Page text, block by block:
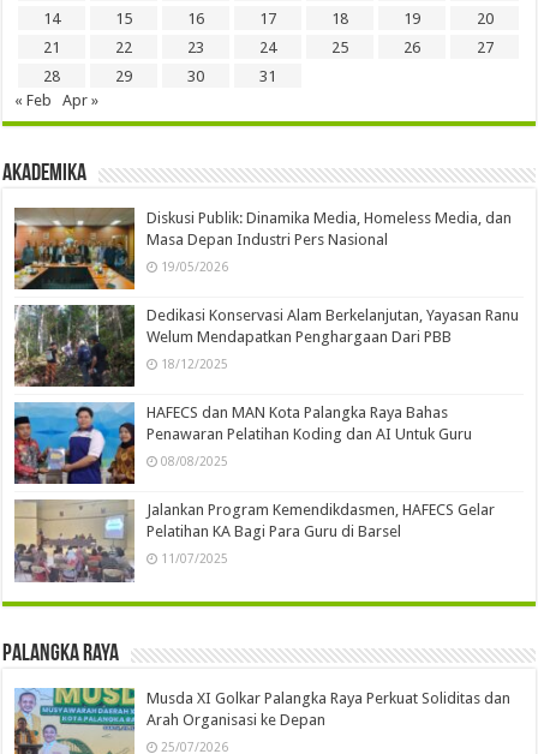
14
15 16 17 18 19
20
21
22 23 24 25 26
27
28
29 30
31
« Feb
Apr »
Akademika
Diskusi Publik: Dinamika Media, Homeless Media, dan
Masa Depan Industri Pers Nasional
19/05/2026
Dedikasi Konservasi Alam Berkelanjutan, Yayasan Ranu
Welum Mendapatkan Penghargaan Dari PBB
18/12/2025
HAFECS dan MAN Kota Palangka Raya Bahas
Penawaran Pelatihan Koding dan AI Untuk Guru
08/08/2025
Jalankan Program Kemendikdasmen, HAFECS Gelar
Pelatihan KA Bagi Para Guru di Barsel
11/07/2025
Palangka Raya
Musda XI Golkar Palangka Raya Perkuat Soliditas dan
Arah Organisasi ke Depan
25/07/2026